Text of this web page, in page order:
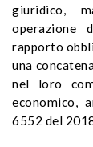
giuridico,
operazione
rapporto
una
nel loro
economico,
6552 del